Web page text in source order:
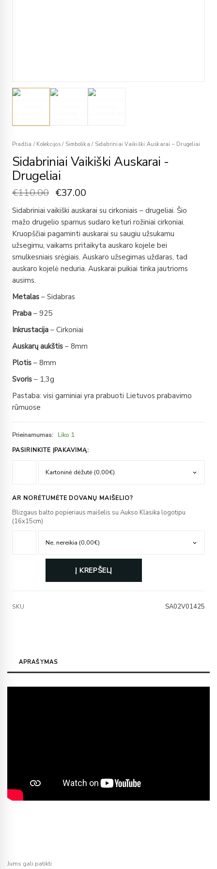
Pradžia / Kolekcijos / Simbolika /Sidabriniai Vaikiški Auskarai – Drugeliai
Sidabriniai Vaikiški Auskarai -
Drugeliai
€110.00 €37.00
Sidabriniai vaikiški auskarai su cirkoniais – drugeliai. Šio
mažo drugelio sparnus sudaro keturi rožiniai cirkoniai.
Kruopščiai pagaminti auskarai su saugiu užsukamu
užsegimu, vaikams pritaikyta auskaro kojele bei
smulkesniais srėgiais. Auskaro užsegimas uždaras, tad
auskaro kojelė neduria. Auskarai puikiai tinka jautrioms
ausims.
Metalas – Sidabras
Praba – 925
Inkrustacija – Cirkoniai
Auskarų aukštis – 8mm
Plotis – 8mm
Svoris – 1,3g
Pastaba: visi gaminiai yra prabuoti Lietuvos prabavimo
rūmuose
Prieinamumas: Liko 1
PASIRINKITE ĮPAKAVIMĄ:
AR NORĖTUMĖTE DOVANŲ MAIŠELIO?
Blizgaus balto popieriaus maišelis su Aukso Klasika logotipu
(16x15cm)
Į KREPŠELĮ
SKU SA02V01425
APRAŠYMAS
Jums gali patikti